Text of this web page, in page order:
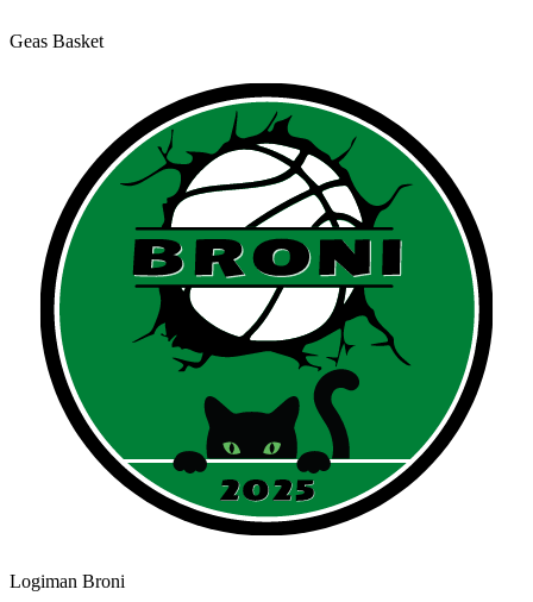
Geas Basket
Logiman Broni